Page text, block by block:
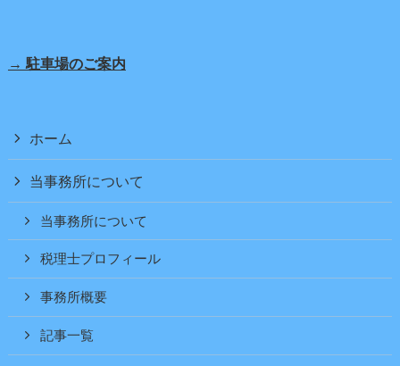
→ 駐車場のご案内
ホーム
当事務所について
当事務所について
税理士プロフィール
事務所概要
記事一覧